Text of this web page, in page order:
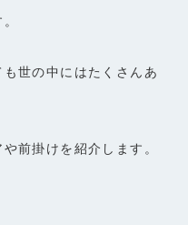
世の中にはたくさんあ
前掛けを紹介します。